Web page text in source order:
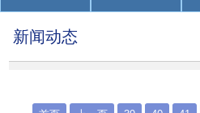
新闻动态